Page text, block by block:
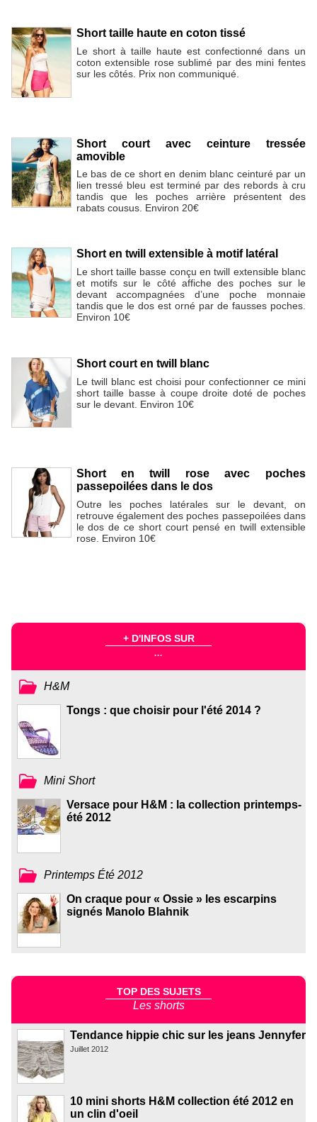
Short taille haute en coton tissé
Le short à taille haute est confectionné dans un
coton extensible rose sublimé par des mini fentes
sur les côtés. Prix non communiqué.
Short court avec ceinture tressée
amovible
Le bas de ce short en denim blanc ceinturé par un
lien tressé bleu est terminé par des rebords à cru
tandis que les poches arrière présentent des
rabats cousus. Environ 20€
Short en twill extensible à motif latéral
Le short taille basse conçu en twill extensible blanc
et motifs sur le côté affiche des poches sur le
devant accompagnées d’une poche monnaie
tandis que le dos est orné par de fausses poches.
Environ 10€
Short court en twill blanc
Le twill blanc est choisi pour confectionner ce mini
short taille basse à coupe droite doté de poches
sur le devant. Environ 10€
Short en twill rose avec poches
passepoilées dans le dos
Outre les poches latérales sur le devant, on
retrouve également des poches passepoilées dans
le dos de ce short court pensé en twill extensible
rose. Environ 10€
+ D'INFOS SUR
...
H&M
Tongs : que choisir pour l'été 2014 ?
Mini Short
Versace pour H&M : la collection printemps-
été 2012
Printemps Été 2012
On craque pour « Ossie » les escarpins
signés Manolo Blahnik
TOP DES SUJETS
Les shorts
Tendance hippie chic sur les jeans Jennyfer
Juillet 2012
10 mini shorts H&M collection été 2012 en
un clin d'oeil